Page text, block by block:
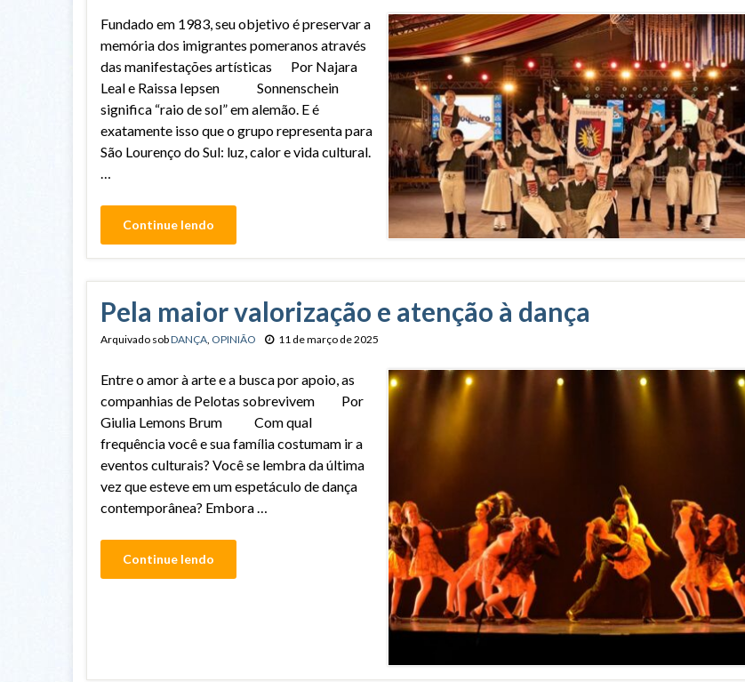
Fundado em 1983, seu objetivo é preservar a
memória dos imigrantes pomeranos através
das manifestações artísticas Por Najara
Leal e Raissa Iepsen Sonnenschein
significa “raio de sol” em alemão. E é
exatamente isso que o grupo representa para
São Lourenço do Sul: luz, calor e vida cultural.
…
Continue lendo
Pela maior valorização e atenção à dança
Arquivado sobDANÇA, OPINIÃO 11 de março de 2025
Entre o amor à arte e a busca por apoio, as
companhias de Pelotas sobrevivem Por
Giulia Lemons Brum Com qual
frequência você e sua família costumam ir a
eventos culturais? Você se lembra da última
vez que esteve em um espetáculo de dança
contemporânea? Embora …
Continue lendo